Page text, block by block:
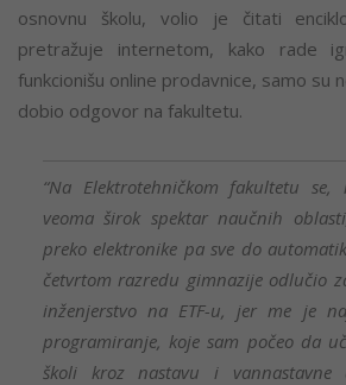
osnovnu školu, volio je čitati
pretražuje internetom, kako rade
funkcionišu online prodavnice, samo su
dobio odgovor na fakultetu.
“Na Elektrotehničkom fakultetu se,
veoma širok spektar naučnih
preko elektronike pa sve do
četvrtom razredu gimnazije odlučio
inženjerstvo na ETF-u, jer me je
programiranje, koje sam počeo da
školi kroz nastavu i vannastavne